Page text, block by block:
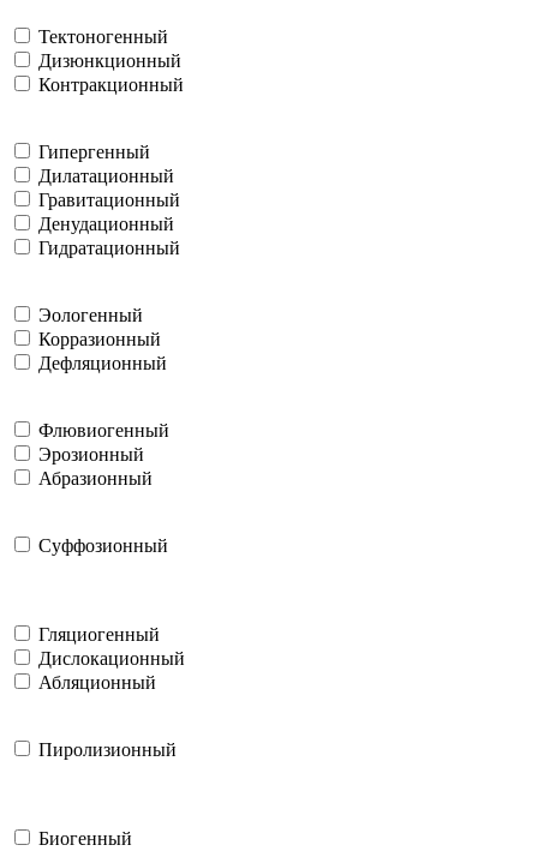
Тектоногенный
Дизюнкционный
Контракционный
Гипергенный
Дилатационный
Гравитационный
Денудационный
Гидратационный
Эологенный
Корразионный
Дефляционный
Флювиогенный
Эрозионный
Абразионный
Суффозионный
Гляциогенный
Дислокационный
Абляционный
Пиролизионный
Биогенный